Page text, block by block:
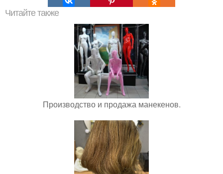
Читайте также
Производство и продажа манекенов.